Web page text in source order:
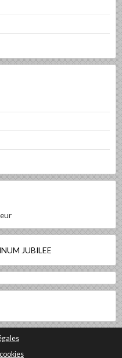
JUBILEE